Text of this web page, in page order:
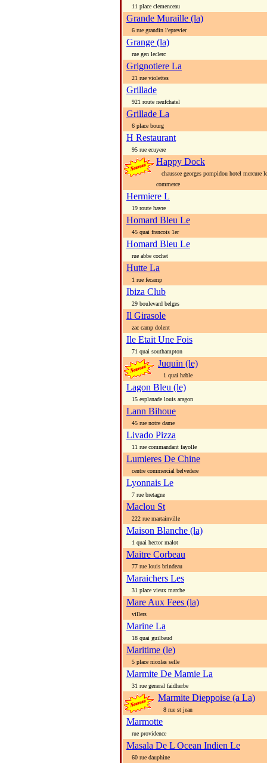
11 place clemenceau
Grande Muraille (la)
6 rue grandin l'eprevier
Grange (la)
rue gen leclerc
Grignotiere La
21 rue violettes
Grillade
921 route neufchatel
Grillade La
6 place bourg
H Restaurant
95 rue ecuyere
Happy Dock
chaussee georges pompidou hotel mercure
commerce
Hermiere L
19 route havre
Homard Bleu Le
45 quai francois 1er
Homard Bleu Le
rue abbe cochet
Hutte La
1 rue fecamp
Ibiza Club
29 boulevard belges
Il Girasole
zac camp dolent
Ile Etait Une Fois
71 quai southampton
Juquin (le)
1 quai hable
Lagon Bleu (le)
15 esplanade louis aragon
Lann Bihoue
45 rue notre dame
Livado Pizza
11 rue commandant fayolle
Lumieres De Chine
centre commercial belvedere
Lyonnais Le
7 rue bretagne
Maclou St
222 rue martainville
Maison Blanche (la)
1 quai hector malot
Maitre Corbeau
77 rue louis brindeau
Maraichers Les
31 place vieux marche
Mare Aux Fees (la)
villers
Marine La
18 quai guilbaud
Maritime (le)
5 place nicolas selle
Marmite De Mamie La
31 rue general faidherbe
Marmite Dieppoise (a La)
8 rue st jean
Marmotte
rue providence
Masala De L Ocean Indien Le
60 rue dauphine